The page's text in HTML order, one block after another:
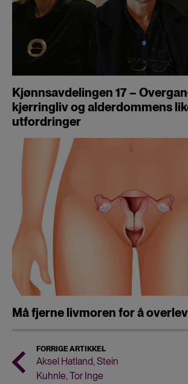
Kjønnsavdelingen 17 –
kjerringliv og alder­dommens
utfordringer
Må fjerne livmoren for å
FORRIGE ARTIKKEL
Aksel Hatland, Stein
Kuhnle, Tor Inge